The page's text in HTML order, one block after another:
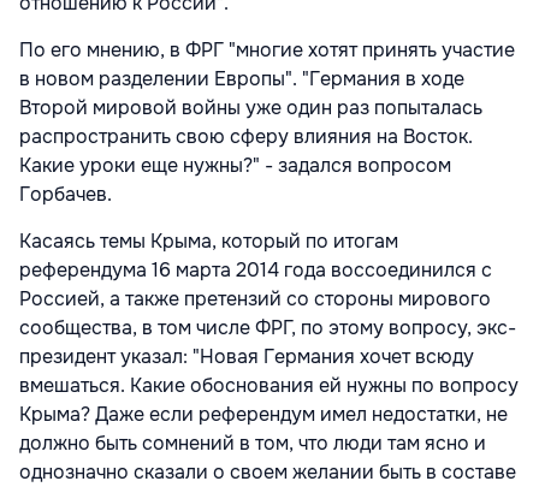
По его мнению, в ФРГ "многие хотят принять участие
в новом разделении Европы". "Германия в ходе
Второй мировой войны уже один раз попыталась
распространить свою сферу влияния на Восток.
Какие уроки еще нужны?" - задался вопросом
Горбачев.
Касаясь темы Крыма, который по итогам
референдума 16 марта 2014 года воссоединился с
Россией, а также претензий со стороны мирового
сообщества, в том числе ФРГ, по этому вопросу, экс-
президент указал: "Новая Германия хочет всюду
вмешаться. Какие обоснования ей нужны по вопросу
Крыма? Даже если референдум имел недостатки, не
должно быть сомнений в том, что люди там ясно и
однозначно сказали о своем желании быть в составе